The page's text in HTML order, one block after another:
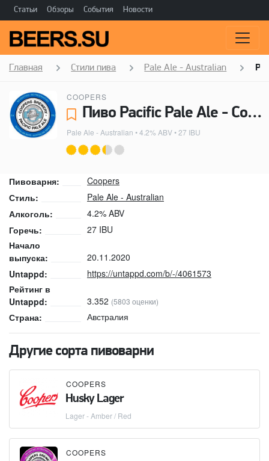
Статьи Обзоры События Новости
Главная Стили пива Pale Ale - Australian
COOPERS
Пиво Pacific Pale Ale - Coopers
Pale Ale - Australian • 4.2% ABV • 27 IBU
Пивоварня:
Coopers
Стиль:
Pale Ale - Australian
Алкоголь:
4.2% ABV
Горечь:
27 IBU
Начало
выпуска:
20.11.2020
Untappd:
https://untappd.com/b/-/4061573
Рейтинг в
Untappd:
3.352 (5803 оценки)
Страна: Австралия
Другие сорта пивоварни
COOPERS
Husky Lager
Lager - Amber / Red
COOPERS